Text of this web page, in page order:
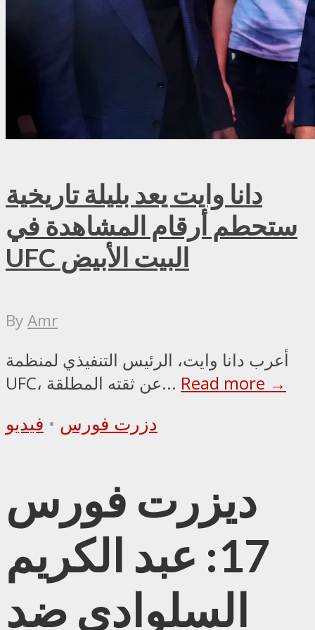
دانا وايت يعد بليلة تاريخية
ستحطم أرقام المشاهدة في
UFC البيت الأبيض
ByAmr
أعرب دانا وايت، الرئيس التنفيذي لمنظمة
UFC، عن ثقته المطلقة... Read more →
دزرت فورس • فيديو
ديزرت فورس
17: عبد الكريم
السلوادي ضد